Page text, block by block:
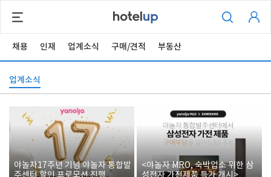
채용 인재 업계소식 구매/견적 부동산
업계소식
야놀자17주년 기념 야놀자 통합발
<야놀자 MRO, 숙박업소 위한 삼